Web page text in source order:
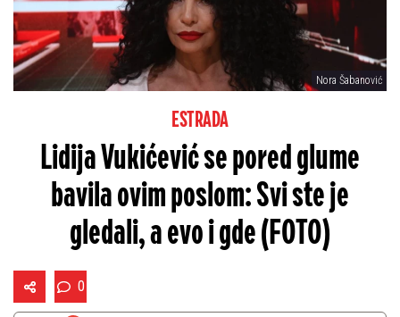
Nora Šabanović
ESTRADA
Lidija Vukićević se pored glume
bavila ovim poslom: Svi ste je
gledali, a evo i gde (FOTO)
0